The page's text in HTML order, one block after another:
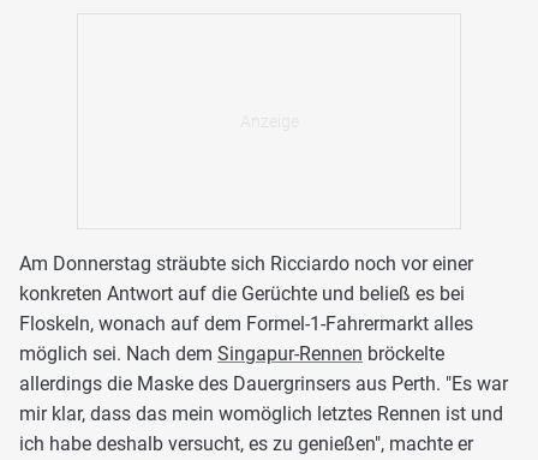
Am Donnerstag sträubte sich Ricciardo noch vor einer
konkreten Antwort auf die Gerüchte und beließ es bei
Floskeln, wonach auf dem Formel-1-Fahrermarkt alles
möglich sei. Nach dem Singapur-Rennen bröckelte
allerdings die Maske des Dauergrinsers aus Perth. "Es war
mir klar, dass das mein womöglich letztes Rennen ist und
ich habe deshalb versucht, es zu genießen", machte er